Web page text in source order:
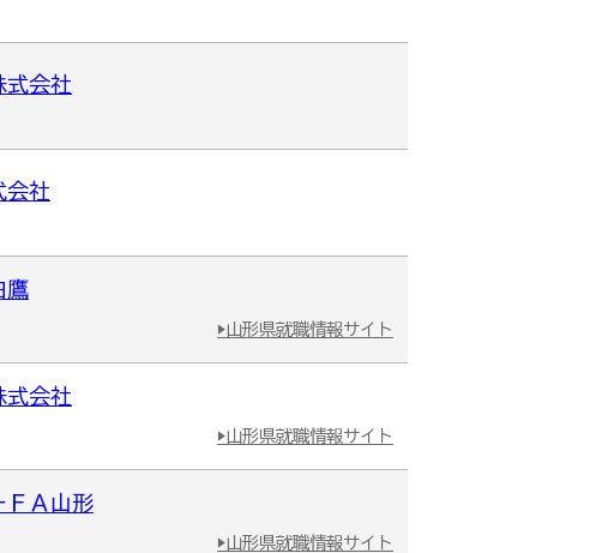
式会社
会社
鷹
▶山形県就職情報サイト
式会社
▶山形県就職情報サイト
ＦＡ山形
▶山形県就職情報サイト